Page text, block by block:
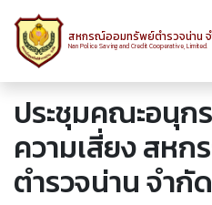
สหกรณ์ออมทรัพย์ตำรวจน่าน
Nan Police Saving and Credit Cooperative, Limited.
ประชุมคณะอนุก
ความเสี่ยง สห
ตำรวจน่าน จำกั